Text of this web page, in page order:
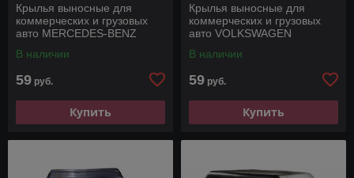
Крылья выносные для
коммерческих и грузовых
авто MERCEDES-BENZ
В наличии
59 руб.
Купить
Крылья выносные для
коммерческих и грузовых
авто VOLKSWAGEN
В наличии
59 руб.
Купить